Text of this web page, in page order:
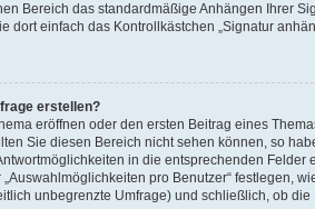
Bereich das standardmäßige Anhängen Ihrer
dort einfach das Kontrollkästchen „Signatur
erstellen?
eröffnen oder den ersten Beitrag eines
Sie diesen Bereich nicht sehen können, so
in die entsprechenden
pro Benutzer“ festlegen,
unbegrenzte Umfrage) und schließlich, ob